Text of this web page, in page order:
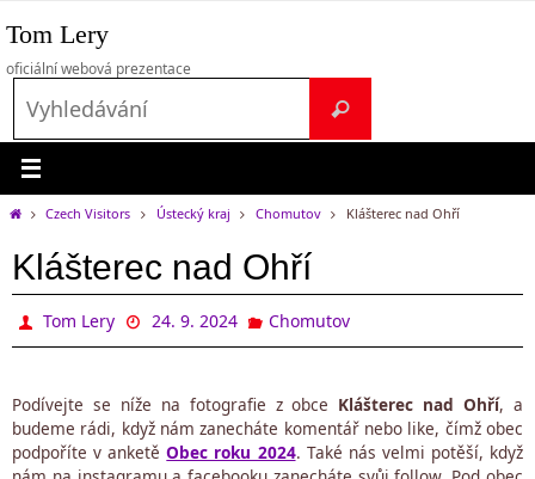
na
obsah
Tom Lery
oficiální webová prezentace
Vyhledávání
HomeCzech Visitors Ústecký kraj Chomutov Klášterec nad Ohří
Klášterec nad Ohří
Tom Lery 24. 9. 2024 Chomutov
Podívejte se níže na fotografie z obce Klášterec nad Ohří, a
budeme rádi, když nám zanecháte komentář nebo like, čímž obec
podpoříte v anketěObec roku 2024. Také nás velmi potěší, když